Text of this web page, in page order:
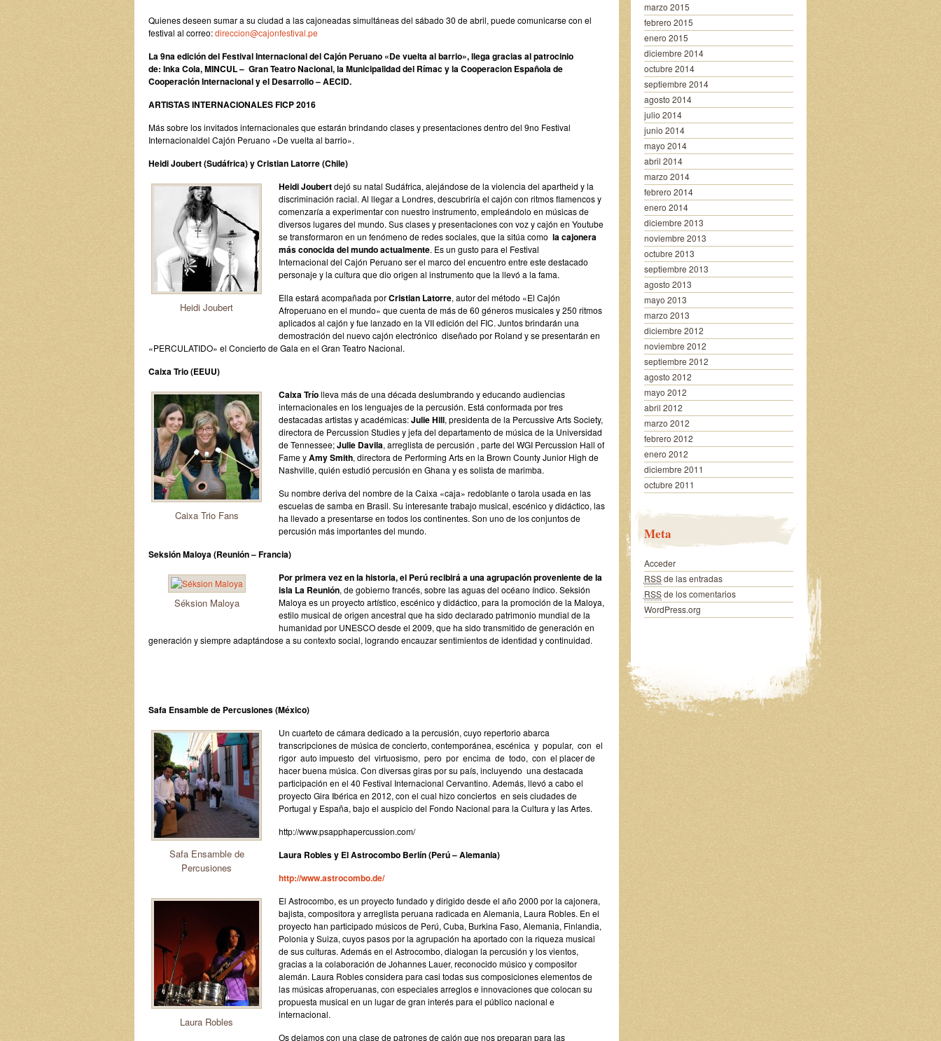
Quienes deseen sumar a su ciudad a las cajoneadas simultáneas del sábado 30 de abril, puede comunicarse con el
festival al correo:direccion@cajonfestival.pe
La 9na edición del Festival Internacional del Cajón Peruano «De vuelta al barrio», llega gracias al patrocinio
de: Inka Cola, MINCUL – Gran Teatro Nacional, la Municipalidad del Rímac y la Cooperacion Española de
Cooperación Internacional y el Desarrollo – AECID.
ARTISTAS INTERNACIONALES FICP 2016
Más sobre los invitados internacionales que estarán brindando clases y presentaciones dentro del 9no Festival
Internacionaldel Cajón Peruano «De vuelta al barrio».
Heidi Joubert (Sudáfrica) y Cristian Latorre (Chile)
Heidi Joubert
Heidi Joubertdejó su natal Sudáfrica, alejándose de la violencia del apartheid y la
discriminación racial. Al llegar a Londres, descubriría el cajón con ritmos flamencos y
comenzaría a experimentar con nuestro instrumento, empleándolo en músicas de
diversos lugares del mundo. Sus clases y presentaciones con voz y cajón en Youtube
se transformaron en un fenómeno de redes sociales, que la sitúa como la cajonera
más conocida del mundo actualmente. Es un gusto para el Festival
Internacional del Cajón Peruano ser el marco del encuentro entre este destacado
personaje y la cultura que dio origen al instrumento que la llevó a la fama.
Ella estará acompañada porCristian Latorre, autor del método «El Cajón
Afroperuano en el mundo» que cuenta de más de 60 géneros musicales y 250 ritmos
aplicados al cajón y fue lanzado en la VII edición del FIC. Juntos brindarán una
demostración del nuevo cajón electrónico diseñado por Roland y se presentarán en
«PERCULATIDO» el Concierto de Gala en el Gran Teatro Nacional.
Caixa Trio (EEUU)
Caixa Trio Fans
Caixa Tríolleva más de una década deslumbrando y educando audiencias
internacionales en los lenguajes de la percusión. Está conformada por tres
destacadas artistas y académicas:Julie Hill, presidenta de la Percussive Arts Society,
directora de Percussion Studies y jefa del departamento de música de la Universidad
de Tennessee;Julie Davila, arreglista de percusión , parte del WGI Percussion Hall of
Fame yAmy Smith, directora de Performing Arts en la Brown County Junior High de
Nashville, quién estudió percusión en Ghana y es solista de marimba.
Su nombre deriva del nombre de la Caixa «caja» redoblante o tarola usada en las
escuelas de samba en Brasil. Su interesante trabajo musical, escénico y didáctico, las
ha llevado a presentarse en todos los continentes. Son uno de los conjuntos de
percusión más importantes del mundo.
Seksión Maloya (Reunión – Francia)
Séksion Maloya
Por primera vez en la historia, el Perú recibirá a una agrupación proveniente de la
isla La Reunión, de gobierno francés, sobre las aguas del océano índico. Seksión
Maloya es un proyecto artístico, escénico y didáctico, para la promoción de la Maloya,
estilo musical de origen ancestral que ha sido declarado patrimonio mundial de la
humanidad por UNESCO desde el 2009, que ha sido transmitido de generación en
generación y siempre adaptándose a su contexto social, logrando encauzar sentimientos de identidad y continuidad.
Safa Ensamble de Percusiones (México)
Safa Ensamble de
Percusiones
Un cuarteto de cámara dedicado a la percusión, cuyo repertorio abarca
transcripciones de música de concierto, contemporánea, escénica y popular, con el
rigor auto impuesto del virtuosismo, pero por encima de todo, con el placer de
hacer buena música. Con diversas giras por su país, incluyendo una destacada
participación en el 40 Festival Internacional Cervantino. Además, llevó a cabo el
proyecto Gira Ibérica en 2012, con el cual hizo conciertos en seis ciudades de
Portugal y España, bajo el auspicio del Fondo Nacional para la Cultura y las Artes.
http://www.psapphapercussion.com/
Laura Robles y El Astrocombo Berlín (Perú – Alemania)
http://www.astrocombo.de/
Laura Robles
El Astrocombo, es un proyecto fundado y dirigido desde el año 2000 por la cajonera,
bajista, compositora y arreglista peruana radicada en Alemania, Laura Robles. En el
proyecto han participado músicos de Perú, Cuba, Burkina Faso, Alemania, Finlandia,
Polonia y Suiza, cuyos pasos por la agrupación ha aportado con la riqueza musical
de sus culturas. Además en el Astrocombo, dialogan la percusión y los vientos,
gracias a la colaboración de Johannes Lauer, reconocido músico y compositor
alemán. Laura Robles considera para casi todas sus composiciones elementos de
las músicas afroperuanas, con especiales arreglos e innovaciones que colocan su
propuesta musical en un lugar de gran interés para el público nacional e
internacional.
Os dejamos con una clase de patrones de cajón que nos preparan para las
marzo 2015
febrero 2015
enero 2015
diciembre 2014
octubre 2014
septiembre 2014
agosto 2014
julio 2014
junio 2014
mayo 2014
abril 2014
marzo 2014
febrero 2014
enero 2014
diciembre 2013
noviembre 2013
octubre 2013
septiembre 2013
agosto 2013
mayo 2013
marzo 2013
diciembre 2012
noviembre 2012
septiembre 2012
agosto 2012
mayo 2012
abril 2012
marzo 2012
febrero 2012
enero 2012
diciembre 2011
octubre 2011
Meta
Acceder
RSSde las entradas
RSSde los comentarios
WordPress.org